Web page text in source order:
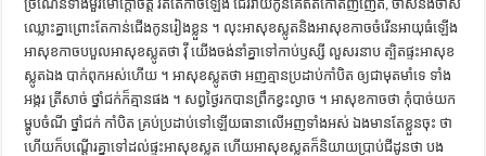
ច្រណែន​ទាំង​ម៉ួរម៉ៅ​ក្ដៅ​ចិត្ត​ រឹត​តែ​កាច​ឡើង​ ជេរ​វាយ​កូន​គេ​ឥត​កោត​ញញើត, ចាស់​និង​ចាស់​
ឈ្លោះ​គ្នា​ព្រោះ​តែ​កាន់​ជើង​កូន​រៀង​ខ្លួន ។ លុះ​អា​សុខ​ស្លូត​និង​អា​សុខ​កាច​ចំរើន​អាយុ​ធំ​ឡើង​
អា​សុខ​កាច​បបួល​អា​សុខ​ស្លូត​ថា វ៉ី យើង​ចង់​នាំ​គ្នា​ទៅ​កាប់​ឫស្សី​ លួស​រនាប​ ត្បិត​ផ្ទះ​អា​សុខ​​
ស្លូត​ឯង​ បាក់​ពុក​អស់​ហើយ ។ អា​សុខ​ស្លូត​ថា អញ​គ្មាន​ប្រដាប់​កាំបិត​ ឲ្យ​ជា​មុត​មាំ​ទេ​ ទាំង​
អង្ករ​ ត្រី​សាច់​ ថ្នាំ​ជក់​ក៏​គ្មាន​ផង ។ សព្វ​ថ្ងៃ​រក​បាន​ព្រឹក​ខ្វះ​ល្ងាច ។ អា​សុខ​កាច​ថា កុំ​បាច់​យក​
ម្ហូប​ចំណី​ ថ្នាំ​ជក់​ កាំបិត​ គ្រប់​ប្រដាប់​ទៅ​ឡើយ​ធានា​លើ​អញ​ទាំងអស់​ ឯង​មាន​តែ​ខ្លួន​ចុះ ថា​
ហើយ​ក៏​បណ្ដើរ​គ្នា​ទៅ​ដល់​ផ្ទះ​អា​សុខ​ស្លូត​ ហើយ​អា​សុខ​ស្លូត​ក៏​និយាយ​ប្រាប់​ជីដូន​​ថា បង​